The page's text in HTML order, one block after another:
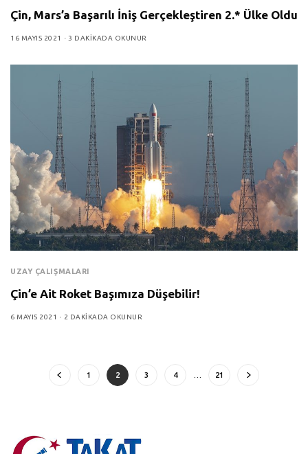
Çin, Mars’a Başarılı İniş Gerçekleştiren 2.* Ülke Oldu
16 MAYIS 2021 3 DAKIKADA OKUNUR
UZAY ÇALIŞMALARI
Çin’e Ait Roket Başımıza Düşebilir!
6 MAYIS 2021 2 DAKIKADA OKUNUR
1 2 3 4 21